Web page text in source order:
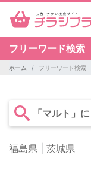
フリーワード検索
ホーム フリーワード検索
「マルト」
福島県 茨城県